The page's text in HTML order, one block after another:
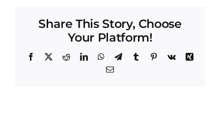
Share This Story, Choose
Your Platform!
Facebook
X RedditLinkedInWhatsApp
TelegramTumblrPinterest
Vk
Xing
Correo